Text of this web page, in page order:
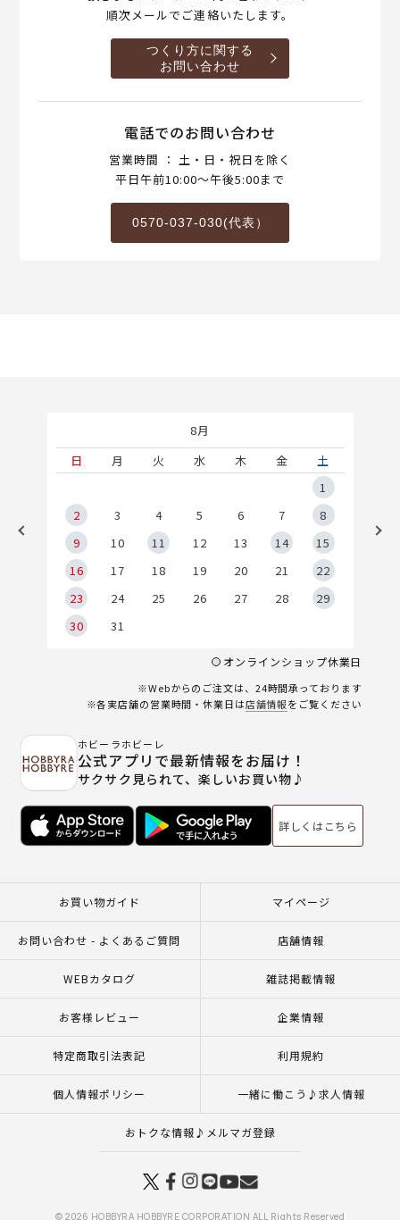
順次メールでご連絡いたします。
つくり方に関する
お問い合わせ
電話でのお問い合わせ
営業時間 ： 土・日・祝日を除く
平日午前10:00～午後5:00まで
0570-037-030(代表）
8月
日
月 火 水 木 金
土
1
2
3 4 5 6 7
8
9
10 11 12 13 14
15
16
17 18 19 20 21
22
23
24 25 26 27 28
29
30
31
オンラインショップ休業日
※Webからのご注文は、24時間承っております
※各実店舗の営業時間・休業日は店舗情報をご覧ください
ホビーラホビーレ
公式アプリで最新情報をお届け！
サクサク見られて、楽しいお買い物♪
詳しくはこちら
お買い物ガイド マイページ
お問い合わせ - よくあるご質問 店舗情報
WEBカタログ 雑誌掲載情報
お客様レビュー 企業情報
特定商取引法表記 利用規約
個人情報ポリシー 一緒に働こう♪求人情報
おトクな情報♪メルマガ登録
© 2026 HOBBYRA HOBBYRE CORPORATION ALL Rights Reserved